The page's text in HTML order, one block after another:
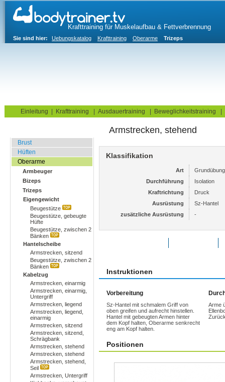
Krafttraining für Muskelaufbau & Fettverbrennung
Sie sind hier: Uebungskatalog Krafttraining Oberarme Trizeps
Einleitung Krafttraining Ausdauertraining Beweglichkeitstraining
Brust
Hüften
Oberarme
Armbeuger
Bizeps
Trizeps
Eigengewicht
Beugestütze
Beugestütze, gebeugte
Hüfte
Beugestütze, zwischen 2
Bänken
Hantelscheibe
Armstrecken, sitzend
Beugestütze, zwischen 2
Bänken
Kabelzug
Armstrecken, einarmig
Armstrecken, einarmig,
Untergriff
Armstrecken, liegend
Armstrecken, liegend,
einarmig
Armstrecken, sitzend
Armstrecken, sitzend,
Schrägbank
Armstrecken, stehend
Armstrecken, stehend
Armstrecken, stehend,
Seil
Armstrecken, Untergriff
Armstrecken, stehend
Klassifikation
Art
Grundübung
Durchführung
Isolation
Kraftrichtung
Druck
Ausrüstung
Sz-Hantel
zusätzliche Ausrüstung
-
Instruktionen
Vorbereitung
Sz-Hantel mit schmalem Griff von
oben greifen und aufrecht hinstellen.
Hantel mit gebeugten Armen hinter
dem Kopf halten, Oberarme senkrecht
eng am Kopf halten.
Arme
Positionen